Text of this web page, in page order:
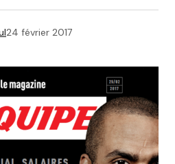
24 février 2017